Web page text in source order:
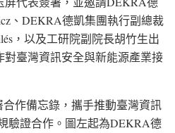
、DEKRA德凱集團執行副總裁
，以及工研院副院長胡竹生出
臺灣資訊安全與新能源產業接
作備忘錄，攜手推動臺灣資訊
驗證合作。圖左起為DEKRA德